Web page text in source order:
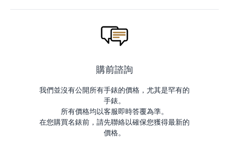
購前諮詢
我們並沒有公開所有手錶的價格，尤其是罕有的
手錶。
所有價格均以客服即時答覆為準。
在您購買名錶前，請先聯絡以確保您獲得最新的
價格。